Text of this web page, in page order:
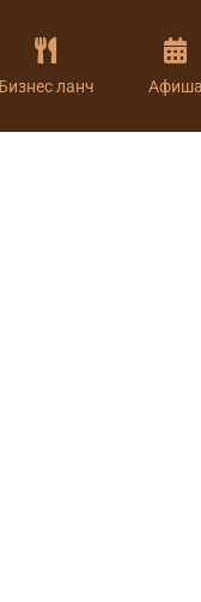
Бизнес ланч Афиша